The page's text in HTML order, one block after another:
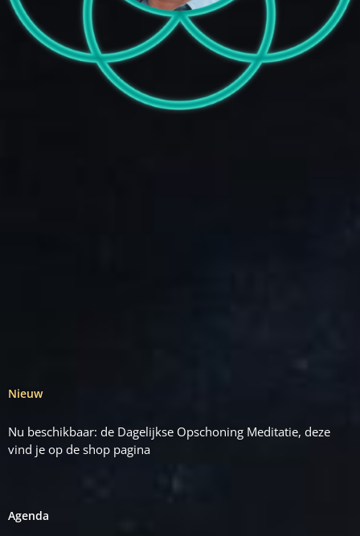
Nieuw
Nu beschikbaar: de Dagelijkse Opschoning Meditatie, deze
vind je op de shop pagina
Agenda